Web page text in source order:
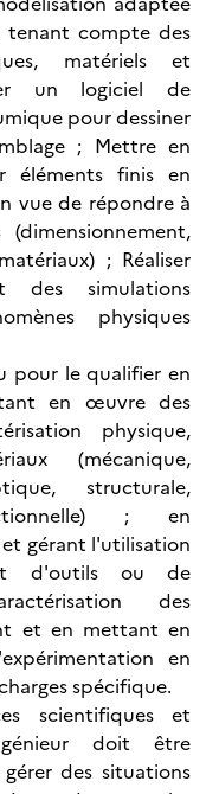
tenant compte des
matériels et
un logiciel de
pour dessiner
; Mettre en
éléments finis en
vue de répondre à
; Réaliser
des simulations
physiques
pour le qualifier en
en œuvre des
physique,
(mécanique,
structurale,
; en
gérant l'utilisation
d'outils ou de
des
et en mettant en
en
spécifique.
scientifiques et
doit être
des situations